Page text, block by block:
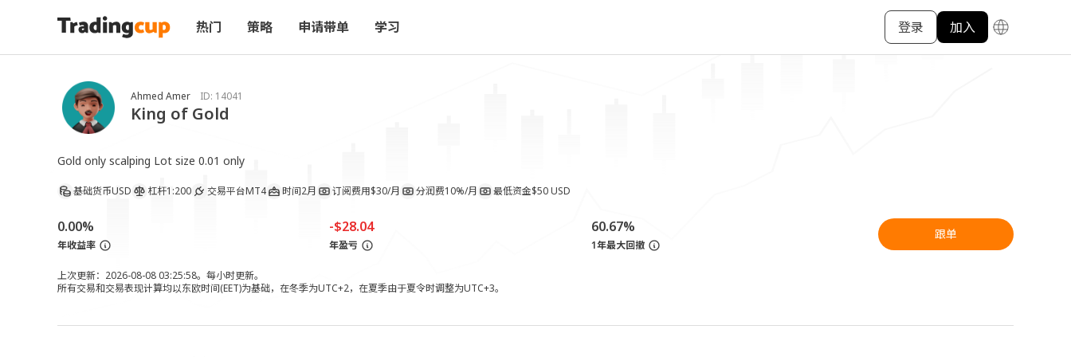
热门 策略 申请带单 学习 登录 加入
Ahmed Amer ID: 14041
King of Gold
Gold only scalping Lot size 0.01 only
基础货币USD 杠杆1:200 交易平台MT4 时间2月 订阅费用$30/月 分润费10%/月 最低资金$50 USD
0.00%
年收益率
-$28.04
年盈亏
60.67%
1年最大回撤
跟单
上次更新：2026-08-08 03:25:58。每小时更新。
所有交易和交易表现计算均以东欧时间(EET)为基础，在冬季为UTC+2，在夏季由于夏令时调整为UTC+3。